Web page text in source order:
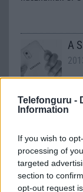
Telefonguru -
Information
If you wish to
processing of
targeted
section to
opt-out request
A
A nagyobbik
széria ma már
csúcskategóriás